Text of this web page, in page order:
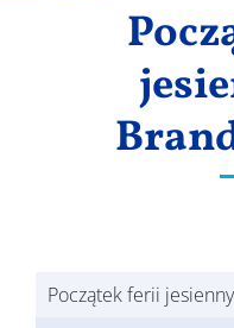
Wyniki
Początek ferii